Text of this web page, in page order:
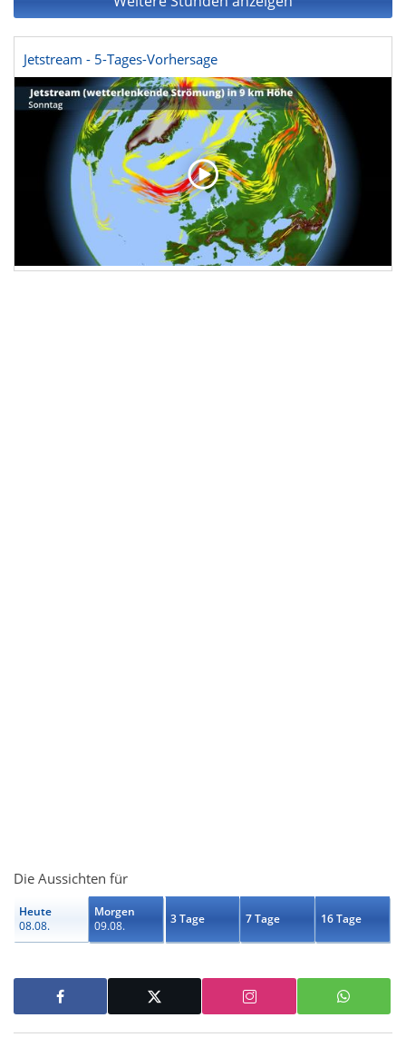
Jetstream - 5-Tages-Vorhersage
Die Aussichten für
Heute
08.08.
Morgen
09.08.
3 Tage 7 Tage 16 Tage